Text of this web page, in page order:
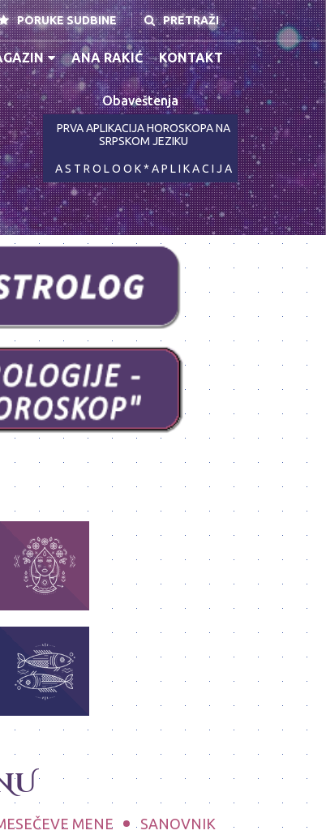
PORUKE SUDBINE PRETRAŽI
ANA RAKIĆ KONTAKT
Obaveštenja
PRVA APLIKACIJA HOROSKOPA NA
SRPSKOM JEZIKU
A S T R O L O O K * A P L I K A C I J A
DEVICA
Njihov moto je: Ja
analiziram -
zaključujem!
Najvažnije im je
donošenje odluka.
RIBE
Njihov moto je: Ja
verujem! Najvažnije
im je pravo da slede
svoje snove.
MENE
SANOVNIK